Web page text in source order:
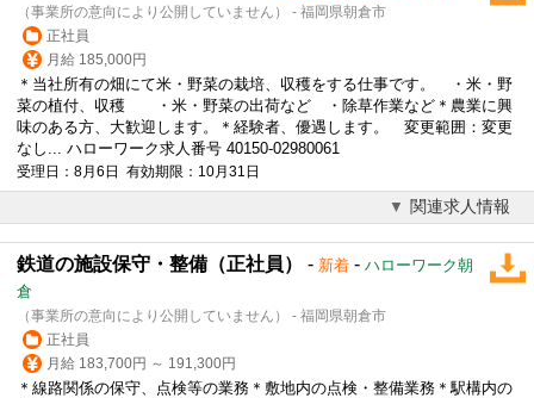
（事業所の意向により公開していません） - 福岡県朝倉市
正社員
月給 185,000円
＊当社所有の畑にて米・野菜の栽培、収穫をする仕事です。 ・米・野
菜の植付、収穫 ・米・野菜の出荷など ・除草作業など＊農業に興
味のある方、大歓迎します。＊経験者、優遇します。 変更範囲：変更
なし... ハローワーク求人番号 40150-02980061
受理日：8月6日 有効期限：10月31日
関連求人情報
鉄道の施設保守・整備（正社員） - 新着 - ハローワーク朝
倉
（事業所の意向により公開していません） - 福岡県朝倉市
正社員
月給 183,700円 ～ 191,300円
＊線路関係の保守、点検等の業務＊敷地内の点検・整備業務＊駅構内の